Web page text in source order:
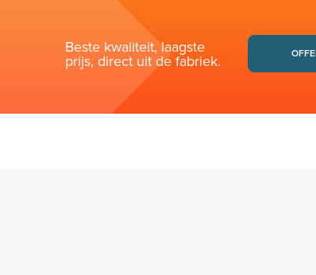
Beste kwaliteit, laagste
prijs, direct uit de fabriek.